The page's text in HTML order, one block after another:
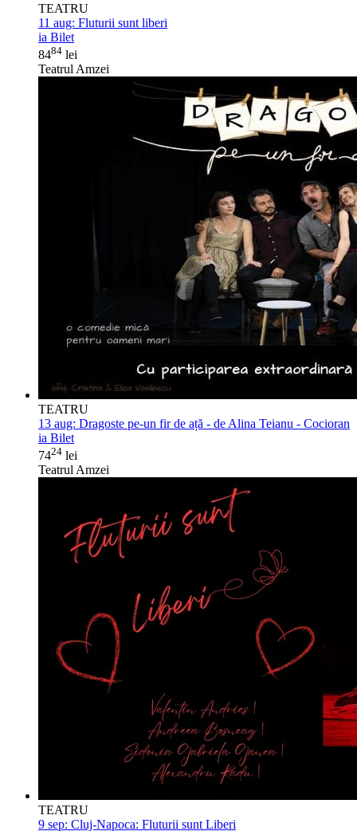
TEATRU
11 aug: Fluturii sunt liberi
ia Bilet
8484 lei
Teatrul Amzei
TEATRU
13 aug: Dragoste pe-un fir de ață - de Alina Teianu - Cocioran
ia Bilet
7424 lei
Teatrul Amzei
TEATRU
9 sep: Cluj-Napoca: Fluturii sunt Liberi